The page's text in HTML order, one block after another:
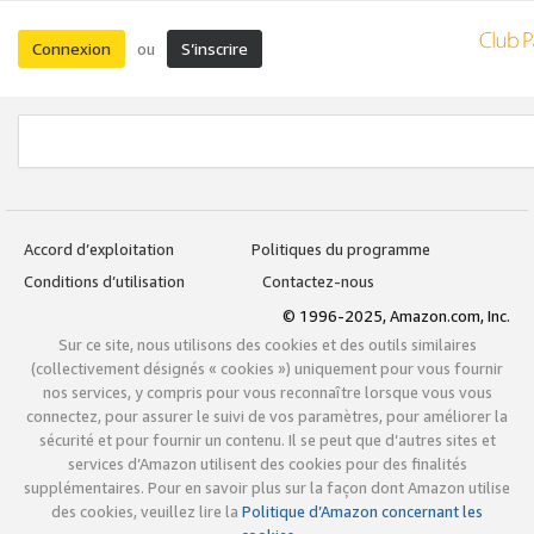
Connexion ou S’inscrire
Accord d’exploitation
Politiques du programme
Conditions d’utilisation
Contactez-nous
© 1996-2025, Amazon.com, Inc.
Sur ce site, nous utilisons des cookies et des outils similaires
(collectivement désignés « cookies ») uniquement pour vous fournir
nos services, y compris pour vous reconnaître lorsque vous vous
connectez, pour assurer le suivi de vos paramètres, pour améliorer la
sécurité et pour fournir un contenu. Il se peut que d’autres sites et
services d’Amazon utilisent des cookies pour des finalités
supplémentaires. Pour en savoir plus sur la façon dont Amazon utilise
des cookies, veuillez lire la Politique d’Amazon concernant les